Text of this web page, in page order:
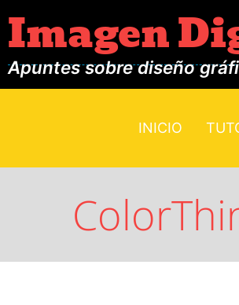
Imagen
Apuntes sobre diseño
INICIO